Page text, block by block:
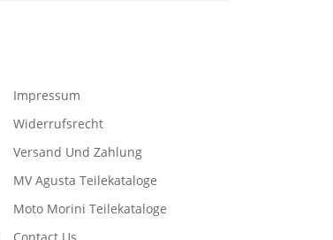
Impressum
Widerrufsrecht
Versand Und Zahlung
MV Agusta Teilekataloge
Moto Morini Teilekataloge